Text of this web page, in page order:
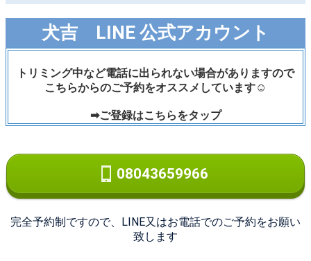
犬吉 LINE 公式アカウント
トリミング中など電話に出られない場合がありますので
こちらからのご予約をオススメしています☺︎
➡︎ご登録はこちらをタップ
08043659966
完全予約制ですので、LINE又はお電話でのご予約をお願い
致します